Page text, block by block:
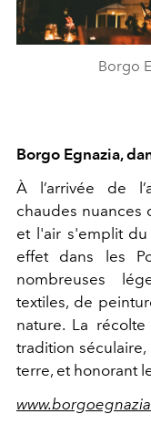
Borgo
Borgo Egnazia,
À l’arrivée de
chaudes nuances
et l'air s'emplit
effet dans les
nombreuses
textiles, de
nature. La
tradition
terre, et honorant